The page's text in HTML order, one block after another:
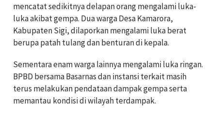
mencatat sedikitnya delapan orang mengalami luka-
luka akibat gempa. Dua warga Desa Kamarora,
Kabupaten Sigi, dilaporkan mengalami luka berat
berupa patah tulang dan benturan di kepala.
Sementara enam warga lainnya mengalami luka ringan.
BPBD bersama Basarnas dan instansi terkait masih
terus melakukan pendataan dampak gempa serta
memantau kondisi di wilayah terdampak.